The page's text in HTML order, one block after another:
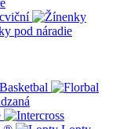
pod náradie
Basketbal